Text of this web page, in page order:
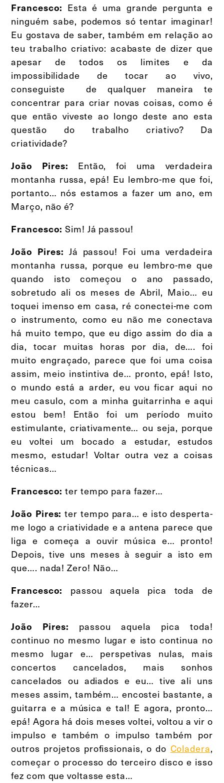
Francesco: Esta é uma grande pergunta e
ninguém sabe, podemos só tentar imaginar!
Eu gostava de saber, também em relação ao
teu trabalho criativo: acabaste de dizer que
apesar de todos os limites e da
impossibilidade de tocar ao vivo,
conseguiste de qualquer maneira te
concentrar para criar novas coisas, como é
que então viveste ao longo deste ano esta
questão do trabalho criativo? Da
criatividade?
João Pires: Então, foi uma verdadeira
montanha russa, epá! Eu lembro-me que foi,
portanto… nós estamos a fazer um ano, em
Março, não é?
Francesco: Sim! Já passou!
João Pires: Já passou! Foi uma verdadeira
montanha russa, porque eu lembro-me que
quando isto começou o ano passado,
sobretudo ali os meses de Abril, Maio… eu
toquei imenso em casa, ré conectei-me com
o instrumento, como eu não me conectava
há muito tempo, que eu digo assim do dia a
dia, tocar muitas horas por dia, de…. foi
muito engraçado, parece que foi uma coisa
assim, meio instintiva de… pronto, epá! Isto,
o mundo está a arder, eu vou ficar aqui no
meu casulo, com a minha guitarrinha e aqui
estou bem! Então foi um período muito
estimulante, criativamente… ou seja, porque
eu voltei um bocado a estudar, estudos
mesmo, estudar! Voltar outra vez a coisas
técnicas…
Francesco: ter tempo para fazer…
João Pires:ter tempo para… e isto desperta-
me logo a criatividade e a antena parece que
liga e começa a ouvir música e… pronto!
Depois, tive uns meses à seguir a isto em
que…. nada! Zero! Não…
Francesco:
passou aquela pica toda de
fazer…
João Pires: passou aquela pica toda!
continuo no mesmo lugar e isto continua no
mesmo lugar e… perspetivas nulas, mais
concertos cancelados, mais sonhos
cancelados ou adiados e eu… tive ali uns
meses assim, também… encostei bastante, a
guitarra e a música e tal! E agora, pronto…
epá! Agora há dois meses voltei, voltou a vir o
impulso e também o impulso também por
outros projetos profissionais, o do Coladera,
começar o processo do terceiro disco e isso
fez com que voltasse esta…